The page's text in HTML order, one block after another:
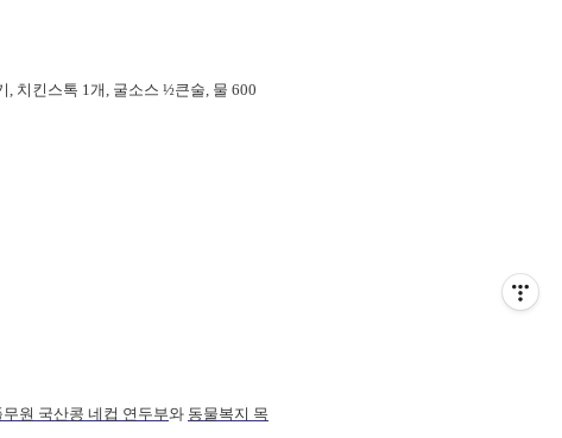
, 치킨스톡 1개, 굴소스 ½큰술, 물 600
무원 국산콩 네컵 연두부와 동물복지 목